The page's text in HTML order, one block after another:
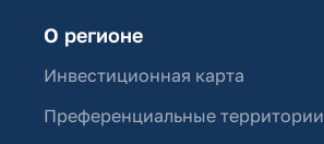
О регионе
Инвестиционная карта
Преференциальные территории